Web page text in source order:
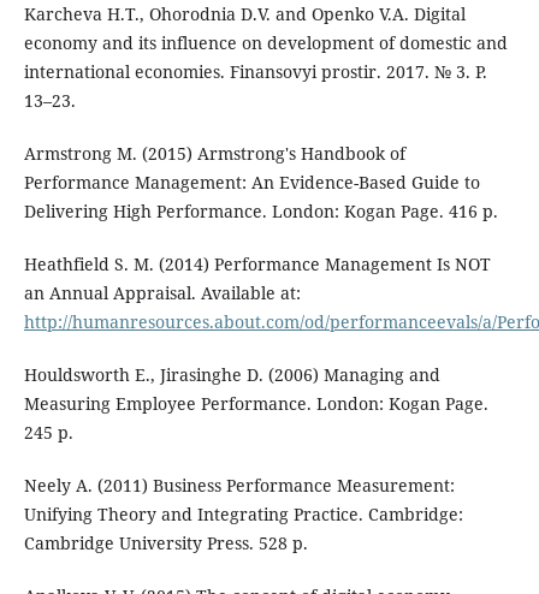
Karcheva H.T., Ohorodnia D.V. and Openko V.A. Digital
economy and its influence on development of domestic and
international economies. Finansovyi prostir. 2017. № 3. P.
13–23.
Armstrong M. (2015) Armstrong's Handbook of
Performance Management: An Evidence-Based Guide to
Delivering High Performance. London: Kogan Page. 416 p.
Heathfield S. M. (2014) Performance Management Is NOT
an Annual Appraisal. Available at:
http://humanresources.about.com/od/performanceevals/a/
Houldsworth E., Jirasinghe D. (2006) Managing and
Measuring Employee Performance. London: Kogan Page.
245 p.
Neely A. (2011) Business Performance Measurement:
Unifying Theory and Integrating Practice. Cambridge:
Cambridge University Press. 528 p.